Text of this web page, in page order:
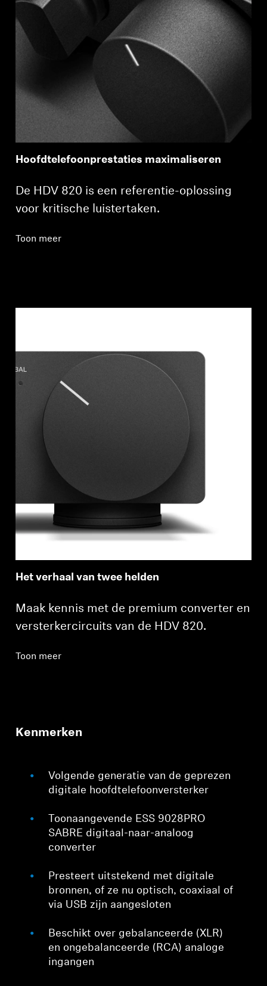
Hoofdtelefoonprestaties maximaliseren
De HDV 820 is een referentie-oplossing
voor kritische luistertaken.
Toon meer
Het verhaal van twee helden
Maak kennis met de premium converter en
versterkercircuits van de HDV 820.
Toon meer
Kenmerken
Volgende generatie van de geprezen
digitale hoofdtelefoonversterker
Toonaangevende ESS 9028PRO
SABRE digitaal-naar-analoog
converter
Presteert uitstekend met digitale
bronnen, of ze nu optisch, coaxiaal of
via USB zijn aangesloten
Beschikt over gebalanceerde (XLR)
en ongebalanceerde (RCA) analoge
ingangen